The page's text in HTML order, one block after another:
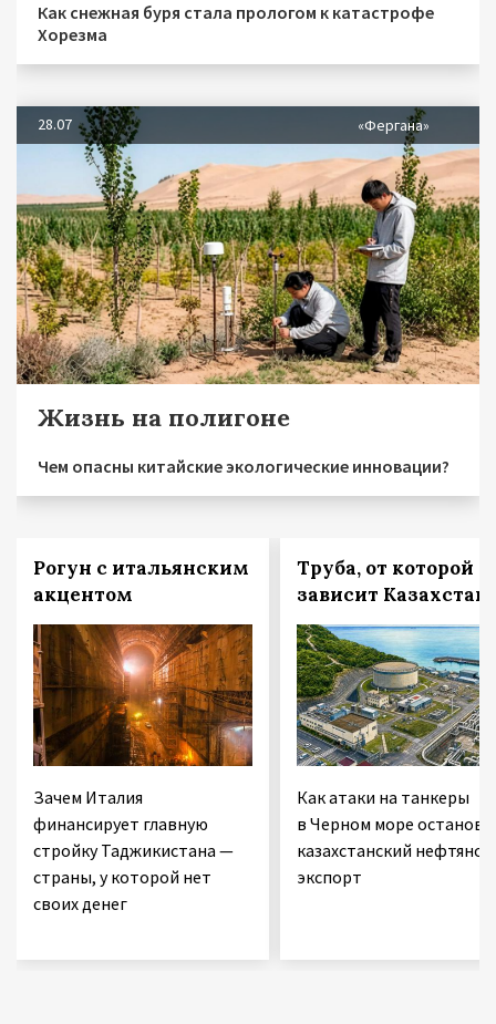
Как снежная буря стала прологом к катастрофе
Хорезма
28.07 «Фергана»
Жизнь на полигоне
Чем опасны китайские экологические инновации?
Рогун с итальянским
акцентом
Зачем Италия
финансирует главную
стройку Таджикистана —
страны, у которой нет
своих денег
Труба, от которой
зависит Казахстан
Как атаки на танкеры
в Черном море
казахстанский нефтяной
экспорт